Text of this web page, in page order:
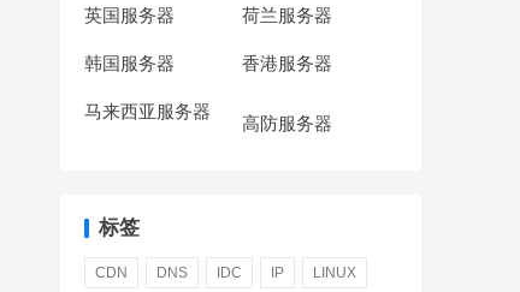
英国服务器 荷兰服务器
韩国服务器 香港服务器
马来西亚服务器
高防服务器
标签
CDN DNS IDC IP LINUX